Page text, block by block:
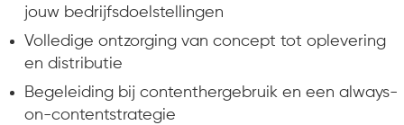
jouw bedrijfsdoelstellingen
Volledige ontzorging van concept tot oplevering
en distributie
Begeleiding bij contenthergebruik en een always-
on-contentstrategie